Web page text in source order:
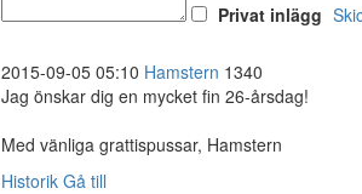
Privat inlägg
2015-09-05 05:10 Hamstern 1340
Jag önskar dig en mycket fin 26-årsdag!
Med vänliga grattispussar, Hamstern
Historik Gå till